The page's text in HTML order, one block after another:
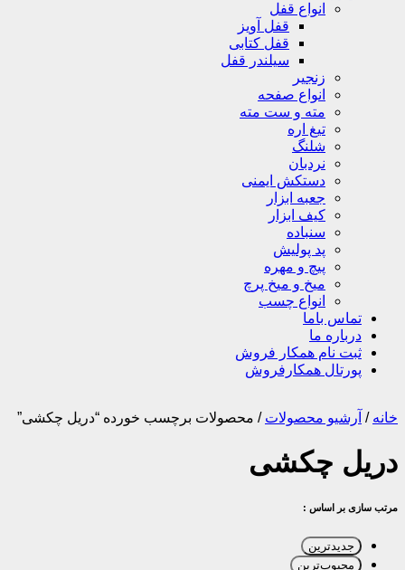
انواع قفل
قفل آویز
قفل کتابی
سیلندر قفل
زنجیر
انواع صفحه
مته و ست مته
تیغ اره
شلنگ
نردبان
دستکش ایمنی
جعبه ابزار
کیف ابزار
سنباده
پد پولیش
پیچ و مهره
میخ و میخ پرچ
انواع چسب
تماس باما
درباره ما
ثبت نام همکار فروش
پورتال همکارفروش
خانه / آرشیو محصولات / محصولات برچسب خورده “دریل چکشی”
دریل چکشی
مرتب سازی بر اساس :
جدیدترین
محبوب‌ترین